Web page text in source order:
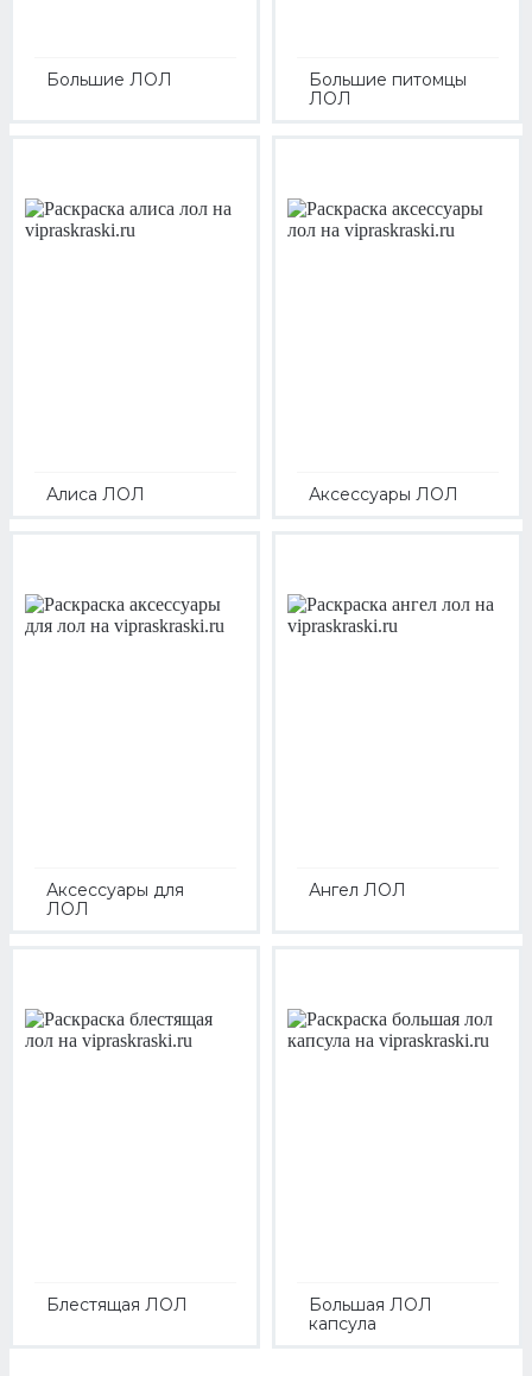
Большие ЛОЛ
Большие питомцы
ЛОЛ
Алиса ЛОЛ Аксессуары ЛОЛ
Аксессуары для
ЛОЛ
Ангел ЛОЛ
Блестящая ЛОЛ
Большая ЛОЛ
капсула